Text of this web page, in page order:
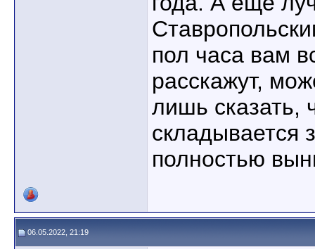
пол часа вам
расскажут,
лишь сказать,
складывается
полностью
06.05.2022, 21:19